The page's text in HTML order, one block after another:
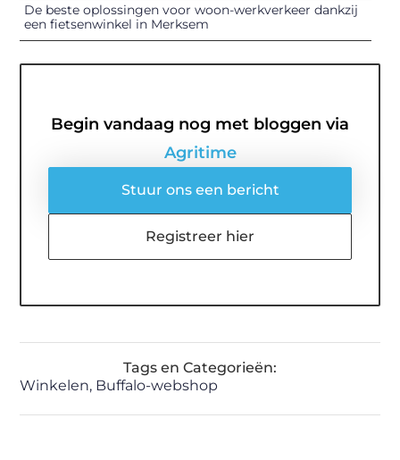
De beste oplossingen voor woon-werkverkeer dankzij
een fietsenwinkel in Merksem
Begin vandaag nog met bloggen via
Agritime
Stuur ons een bericht
Registreer hier
Tags en Categorieën:
Winkelen, Buffalo-webshop